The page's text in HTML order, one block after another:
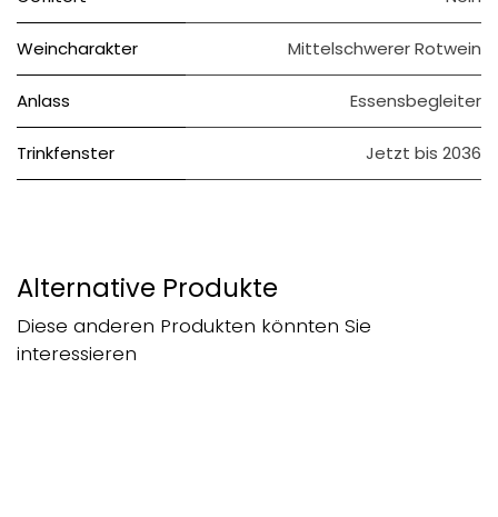
Weincharakter Mittelschwerer Rotwein
Anlass Essensbegleiter
Trinkfenster Jetzt bis 2036
Alternative Produkte
Diese anderen Produkten könnten Sie
interessieren